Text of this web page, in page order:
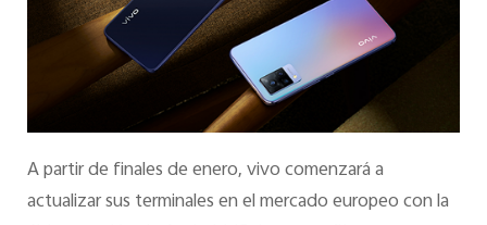
A partir de finales de enero, vivo comenzará a
actualizar sus terminales en el mercado europeo con la